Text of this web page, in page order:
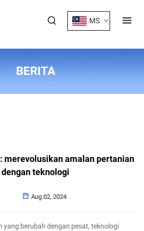
MS
BERITA
merevolusikan amalan pertanian
dengan teknologi
Aug 02, 2024
yang berubah dengan pesat, teknologi